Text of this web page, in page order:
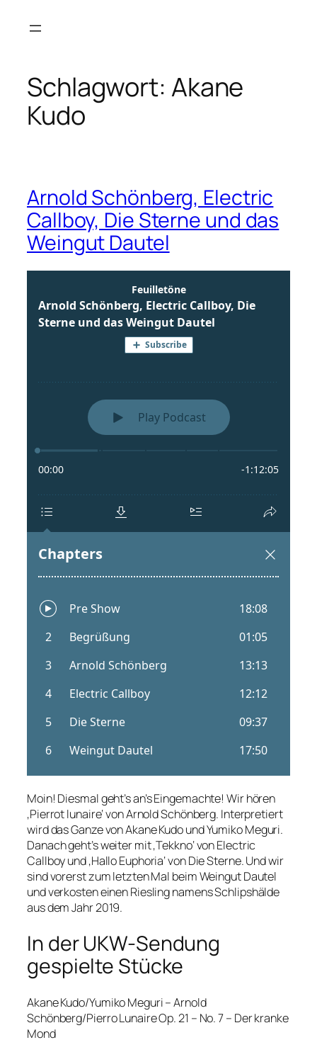
Inhalt
Schlagwort: Akane
Kudo
Arnold Schönberg, Electric
Callboy, Die Sterne und das
Weingut Dautel
Moin! Diesmal geht’s an’s Eingemachte! Wir hören
‚Pierrot lunaire‘ von Arnold Schönberg. Interpretiert
wird das Ganze von Akane Kudo und Yumiko Meguri.
Danach geht’s weiter mit ‚Tekkno‘ von Electric
Callboy und ‚Hallo Euphoria‘ von Die Sterne. Und wir
sind vorerst zum letzten Mal beim Weingut Dautel
und verkosten einen Riesling namens Schlipshälde
aus dem Jahr 2019.
In der UKW-Sendung
gespielte Stücke
Akane Kudo/Yumiko Meguri – Arnold
Schönberg/Pierro Lunaire Op. 21 – No. 7 – Der kranke
Mond